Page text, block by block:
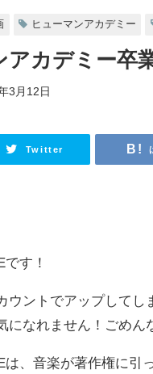
ヒューマンアカデミー
アカデミー卒
3月12日
Twitter
す！
ウントでアップして
になれません！ごめん
は、音楽が著作権に引